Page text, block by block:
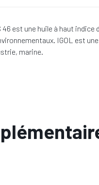
est une huile à haut
IGOL est
marine.